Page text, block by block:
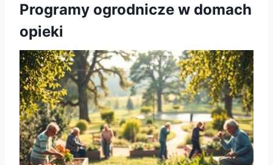
Programy ogrodnicze w domach
opieki